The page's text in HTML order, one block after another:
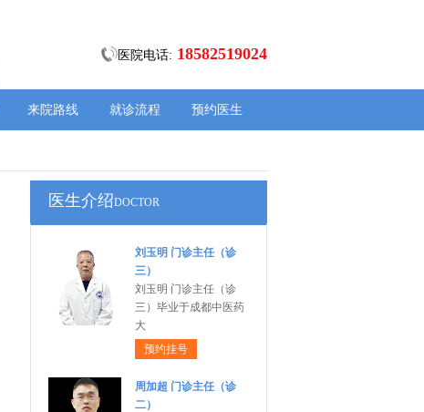
医院电话: 18582519024
来院路线 就诊流程 预约医生
医生介绍DOCTOR
刘玉明 门诊主任（诊
三）
刘玉明 门诊主任（诊
三）毕业于成都中医药
大
预约挂号
周加超 门诊主任（诊
二）